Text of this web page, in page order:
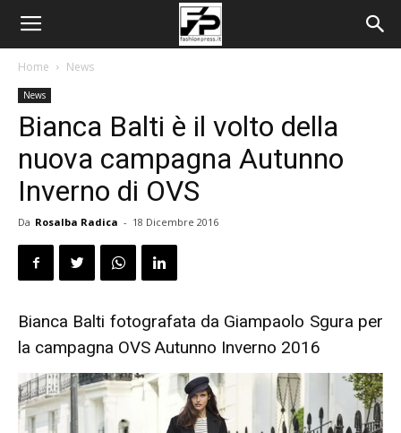
Home News
News
Bianca Balti è il volto della
nuova campagna Autunno
Inverno di OVS
Da Rosalba Radica - 18 Dicembre 2016
Bianca Balti fotografata da Giampaolo Sgura per
la campagna OVS Autunno Inverno 2016